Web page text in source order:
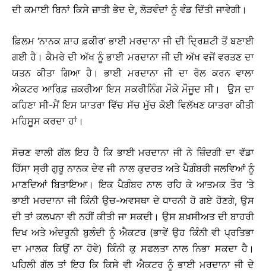
ਦੀ ਕਮਾਈ ਬਿਨਾਂ ਕਿਸੇ ਜ਼ਾਤੀ ਭੇਦ ਦੇ, ਲੋੜਵੰਦਾਂ ਨੂੰ ਵੰਡ ਦਿੱਤੀ ਜਾਵੇਗੀ।
ਫ਼ਿਲਮ ‘ਨਾਨਕ ਸ਼ਾਹ ਫ਼ਕੀਰ’ ਭਾਈ ਮਰਦਾਨਾ ਜੀ ਦੀ ਦ੍ਰਿਸ਼ਟੀ ਤੋਂ ਬਣਾਈ
ਗਈ ਹੈ। ਕੈਮਰੇ ਦੀ ਅੱਖ ਨੂੰ ਭਾਈ ਮਰਦਾਨਾ ਜੀ ਦੀ ਅੱਖ ਵਜੋਂ ਵਰਤਣ ਦਾ
ਯਤਨ ਕੀਤਾ ਗਿਆ ਹੈ। ਭਾਈ ਮਰਦਾਨਾ ਜੀ ਦਾ ਰੋਲ ਕਰਨ ਵਾਲਾ
ਐਕਟਰ ਆਰਿਫ਼ ਜ਼ਕਰੀਆ ਇਸ ਸਕਰੀਨਿੰਗ ਮੌਕੇ ਮੌਜੂਦ ਸੀ। ਉਸ ਦਾ
ਕਹਿਣਾ ਸੀ-ਮੈਂ ਇਸ ਯਾਤਰਾ ਵਿੱਚ ਸੱਚ ਮੁੱਚ ਕੋਈ ਵਿਲੱਖਣ ਯਾਤਰਾ ਕੀਤੀ
ਮਹਿਸੂਸ ਕਰਦਾ ਹਾਂ।
ਸੋਚਣ ਵਾਲੀ ਗੱਲ ਇਹ ਹੈ ਕਿ ਭਾਈ ਮਰਦਾਨਾ ਜੀ ਨੇ ਜ਼ਿੰਦਗੀ ਦਾ ਵੱਡਾ
ਹਿੱਸਾ ਸ੍ਰੀ ਗੁਰੂ ਨਾਨਕ ਦੇਵ ਜੀ ਨਾਲ ਕੁਦਰਤ ਅਤੇ ਪੈਗ਼ੰਬਰੀ ਜਲਵਿਆਂ ਨੂੰ
ਮਾਣਦਿਆਂ ਬਿਤਾਇਆ। ਇਕ ਪੈਗ਼ੰਬਰ ਨਾਲ ਰਹਿ ਕੇ ਆਤਮਕ ਤੌਰ ’ਤੇ
ਭਾਈ ਮਰਦਾਨਾ ਜੀ ਕਿੰਨੀ ਉਚ-ਅਵਸਥਾ ਦੇ ਧਾਰਨੀ ਹੋ ਗਏ ਹੋਣਗੇ, ਉਸ
ਦੀ ਤਾਂ ਕਲਪਨਾ ਵੀ ਨਹੀਂ ਕੀਤੀ ਜਾ ਸਕਦੀ। ਉਸ ਸ਼ਖ਼ਸੀਅਤ ਦੀ ਬਾਹਰੀ
ਦਿਖ ਅਤੇ ਅੰਦਰੂਨੀ ਬੁਲੰਦੀ ਨੂੰ ਐਕਟਰ (ਭਾਵੇਂ ਉਹ ਕਿੰਨੀ ਵੀ ਪ੍ਰਤਿਭਾ
ਦਾ ਮਾਲਕ ਕਿਉਂ ਨਾ ਹੋਵੇ) ਕਿੰਨੀ ਕੁ ਸਫਲਤਾ ਨਾਲ ਨਿਭਾ ਸਕਦਾ ਹੈ।
ਪਹਿਲੀ ਗੱਲ ਤਾਂ ਇਹ ਕਿ ਕਿਸੇ ਵੀ ਐਕਟਰ ਨੂੰ ਭਾਈ ਮਰਦਾਨਾ ਜੀ ਦੇ